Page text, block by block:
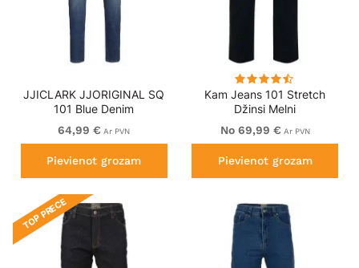
JJICLARK JJORIGINAL SQ
101 Blue Denim
64,99 € Ar PVN
Pievienot grozam
Kam Jeans 101 Stretch
Džinsi Melni
No 69,99 € Ar PVN
Pievienot grozam
TOP PRECE